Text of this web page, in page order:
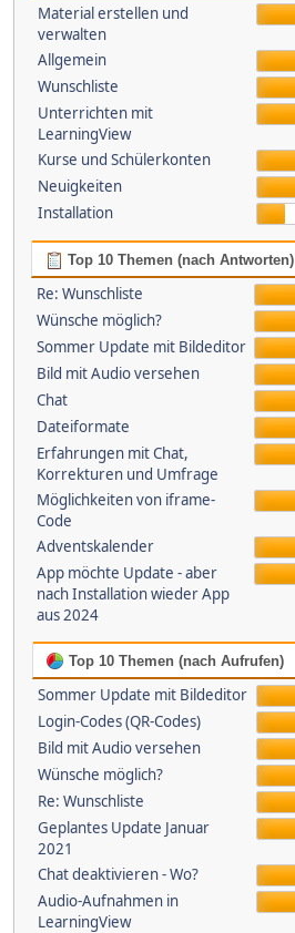
Material erstellen und
verwalten
Allgemein
Wunschliste
Unterrichten mit
LearningView
Kurse und Schülerkonten
Neuigkeiten
Installation
Top 10 Themen (nach Antworten)
Re: Wunschliste
Wünsche möglich?
Sommer Update mit Bildeditor
Bild mit Audio versehen
Chat
Dateiformate
Erfahrungen mit Chat,
Korrekturen und Umfrage
Möglichkeiten von iframe-
Code
Adventskalender
App möchte Update - aber
nach Installation wieder App
aus 2024
Top 10 Themen (nach Aufrufen)
Sommer Update mit Bildeditor
Login-Codes (QR-Codes)
Bild mit Audio versehen
Wünsche möglich?
Re: Wunschliste
Geplantes Update Januar
2021
Chat deaktivieren - Wo?
Audio-Aufnahmen in
LearningView